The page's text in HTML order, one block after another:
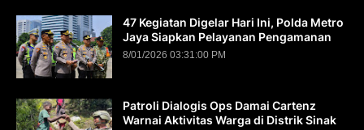
47 Kegiatan Digelar Hari Ini, Polda Metro
Jaya Siapkan Pelayanan Pengamanan
8/01/2026 03:31:00 PM
Patroli Dialogis Ops Damai Cartenz
Warnai Aktivitas Warga di Distrik Sinak